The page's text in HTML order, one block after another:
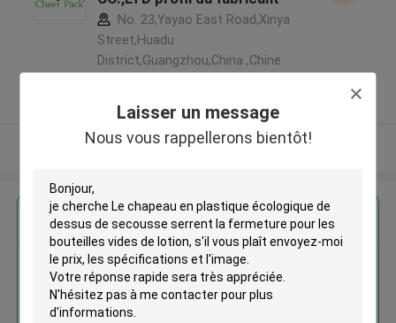
Laisser un message
Nous vous rappellerons bientôt!
No. 23,Yayao East Road,Xinya
Street,Huadu
District,Guangzhou,China ,Chine
Regardez plus
Le chapeau en plastique
écologique de dessus de